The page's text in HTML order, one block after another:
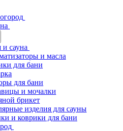
и сауна
и масла
для бани
для бани
и мочалки
брикет
изделия для сауны
и коврики для бани